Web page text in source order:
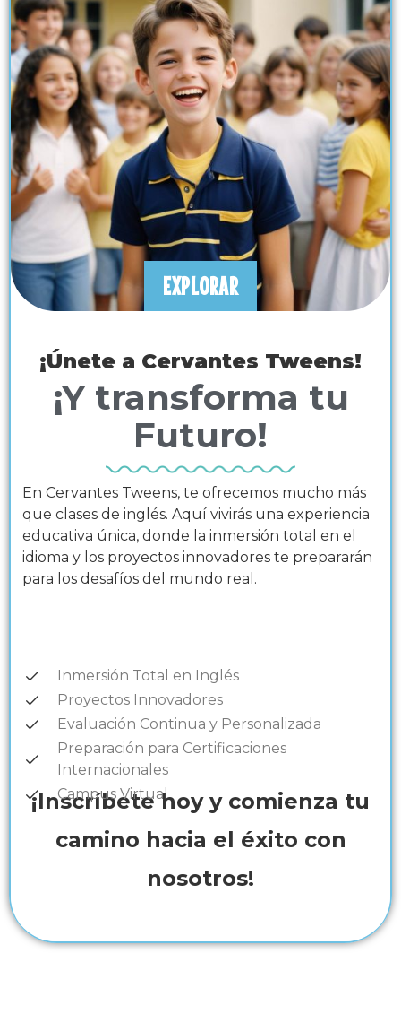
EXPLORAR
¡Únete a Cervantes Tweens!
¡Y transforma tu
Futuro!
En Cervantes Tweens, te ofrecemos mucho más
que clases de inglés. Aquí vivirás una experiencia
educativa única, donde la inmersión total en el
idioma y los proyectos innovadores te prepararán
para los desafíos del mundo real.
Inmersión Total en Inglés
Proyectos Innovadores
Evaluación Continua y Personalizada
Preparación para Certificaciones
Internacionales
Campus Virtual
¡Inscríbete hoy y comienza tu
camino hacia el éxito con
nosotros!